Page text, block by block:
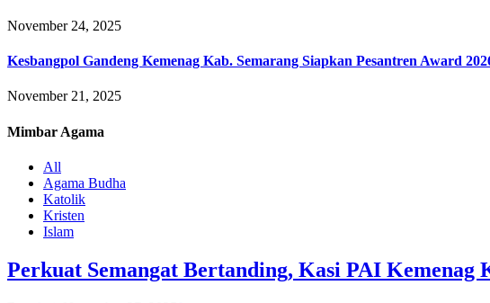
November 24, 2025
Kesbangpol Gandeng Kemenag Kab. Semarang Siapkan Pesantren Award
November 21, 2025
Mimbar Agama
All
Agama Budha
Katolik
Kristen
Islam
Perkuat Semangat Bertanding, Kasi PAI